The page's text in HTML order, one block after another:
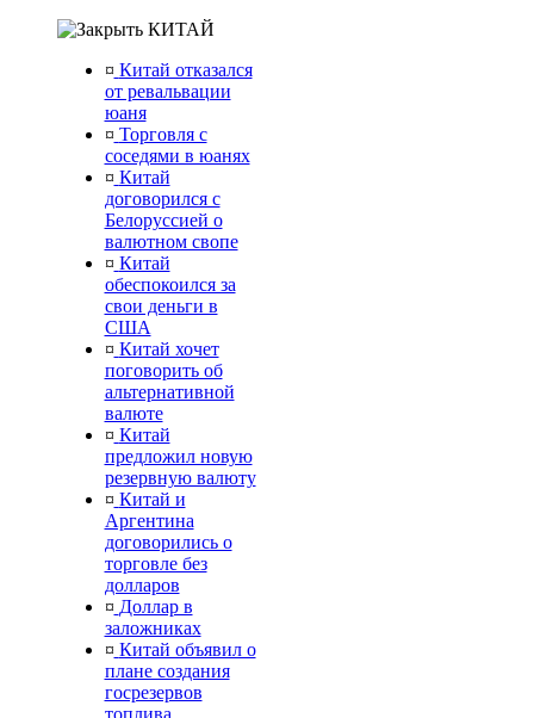
КИТАЙ
¤ Китай отказался
от ревальвации
юаня
¤ Торговля с
соседями в юанях
¤ Китай
договорился с
Белоруссией о
валютном свопе
¤ Китай
обеспокоился за
свои деньги в
США
¤ Китай хочет
поговорить об
альтернативной
валюте
¤ Китай
предложил новую
резервную валюту
¤ Китай и
Аргентина
договорились о
торговле без
долларов
¤ Доллар в
заложниках
¤ Китай объявил о
плане создания
госрезервов
топлива